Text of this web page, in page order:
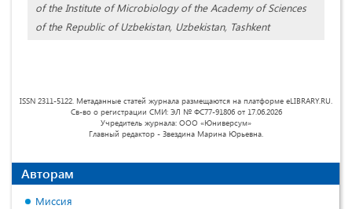
of the Institute of Microbiology of the Academy of Sciences
of the Republic of Uzbekistan, Uzbekistan, Tashkent
ISSN 2311-5122. Метаданные статей журнала размещаются на платформе eLIBRARY.RU.
Св-во о регистрации СМИ: ЭЛ № ФС77-91806 от 17.06.2026
Учредитель журнала: ООО «Юниверсум»
Главный редактор - Звездина Марина Юрьевна.
Авторам
Миссия